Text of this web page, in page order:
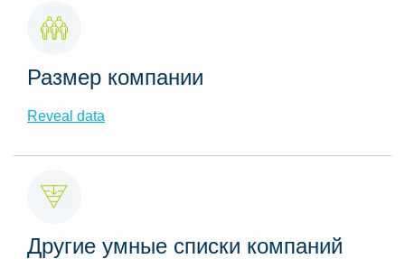
Размер компании
Reveal data
Другие умные списки компаний